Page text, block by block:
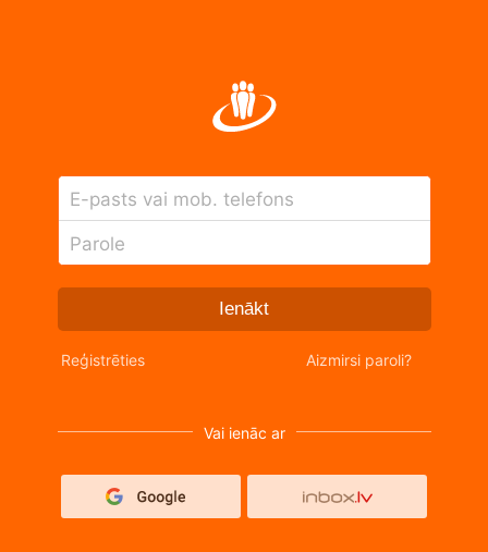
E-pasts vai mob. telefons
Parole
Ienākt
Reģistrēties Aizmirsi paroli?
Vai ienāc ar